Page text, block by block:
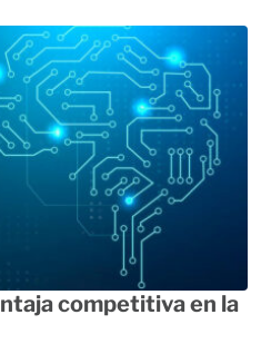
competitiva en la